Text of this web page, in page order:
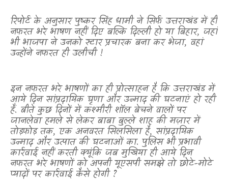
रिपोर्ट के अनुसार पुष्कर सिंह धामी ने सिर्फ उत्तराखंड में ही
नफरत भरे भाषण नहीं दिए बल्कि दिल्ली हो या बिहार, जहां
भी भाजपा ने उनको स्टार प्रचारक बना कर भेजा, वहां
उन्होंने नफरत ही उलीची !
इन नफरत भरे भाषणों का ही प्रोत्साहन है कि उत्तराखंड में
आये दिन सांप्रदायिक घृणा और उन्माद की घटनाएं हो रही
हैं. बीते कुछ दिनों में कश्मीरी शॉल बेचने वालों पर
जानलेवा हमले से लेकर बाबा बुल्ले शाह की मज़ार में
तोड़फोड़ तक, एक अनवरत सिलसिला है, सांप्रदायिक
उन्माद और उत्पात की घटनाओं का. पुलिस भी प्रभावी
कार्रवाई नहीं करती क्यूंकि जब मुखिया ही आये दिन
नफरत भरे भाषणों को अपनी यूएसपी समझे तो छोटे-मोटे
प्यादों पर कार्रवाई कैसे होगी ?